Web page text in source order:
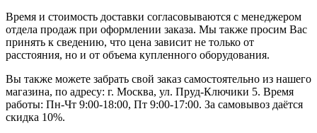
Время и стоимость доставки согласовываются с менеджером
отдела продаж при оформлении заказа. Мы также просим Вас
принять к сведению, что цена зависит не только от
расстояния, но и от объема купленного оборудования.
Вы также можете забрать свой заказ самостоятельно из нашего
магазина, по адресу: г. Москва, ул. Пруд-Ключики 5. Время
работы: Пн-Чт 9:00-18:00, Пт 9:00-17:00. За самовывоз даётся
скидка 10%.